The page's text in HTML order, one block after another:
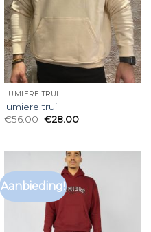
LUMIERE TRUI
lumiere trui
€56.00 €28.00
Aanbieding!